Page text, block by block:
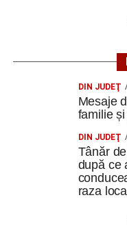
Într-un grup
Finalul unei
Ultima zi a fost
oportunităților
„Am discutat
putem valorifica
DIN JUDEŢ
Mesaje
familie
DIN JUDEŢ
Tânăr
după ce
raza